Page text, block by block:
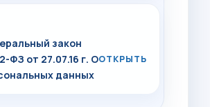
закон
ФЗ от 27.07.16 г. О
данных